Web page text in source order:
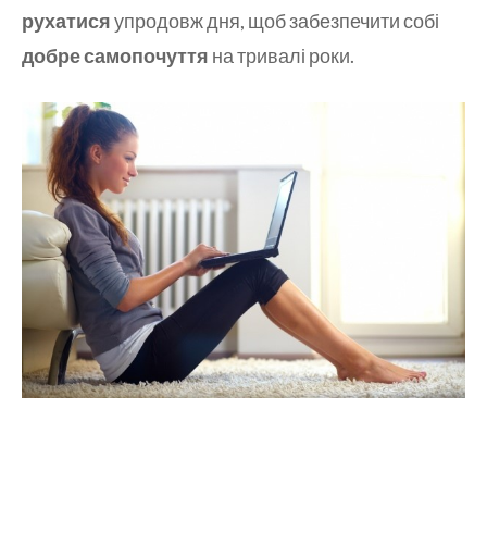
рухатисяупродовж дня, щоб забезпечити собі
добре самопочуття на тривалі роки.